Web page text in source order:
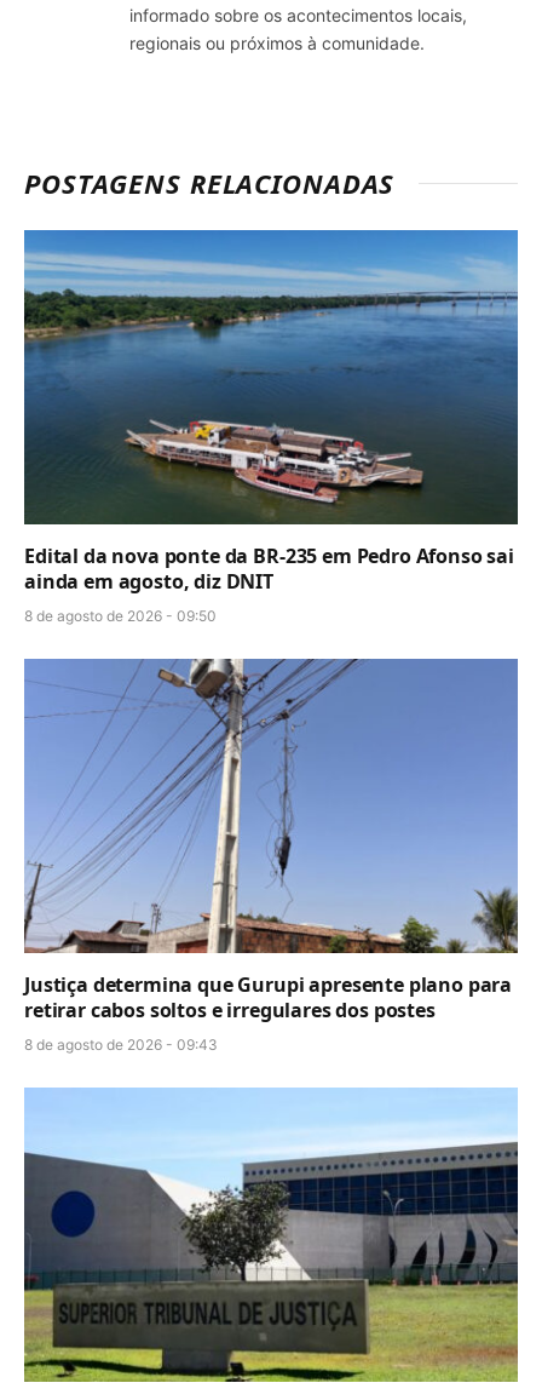
informado sobre os acontecimentos locais,
regionais ou próximos à comunidade.
POSTAGENS RELACIONADAS
Edital da nova ponte da BR-235 em Pedro Afonso sai
ainda em agosto, diz DNIT
8 de agosto de 2026 - 09:50
Justiça determina que Gurupi apresente plano para
retirar cabos soltos e irregulares dos postes
8 de agosto de 2026 - 09:43